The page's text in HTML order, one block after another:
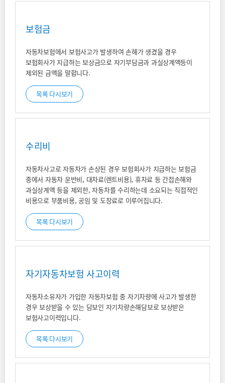
보험금
자동차보험에서 보험사고가 발생하여 손해가 생겼을 경우
보험회사가 지급하는 보상금으로 자기부담금과 과실상계액등이
제외된 금액을 말합니다.
목록 다시보기
수리비
자동차사고로 자동차가 손상된 경우 보험회사가 지급하는 보험금
중에서 자동차 운반비, 대차료(렌트비용), 휴차료 등 간접손해와
과실상계액 등을 제외한, 자동차를 수리하는데 소요되는 직접적인
비용으로 부품비용, 공임 및 도장료로 이루어집니다.
목록 다시보기
자기자동차보험 사고이력
자동차소유자가 가입한 자동차보험 중 자기차량에 사고가 발생한
경우 보상받을 수 있는 담보인 자기차량손해담보로 보상받은
보험사고이력입니다.
목록 다시보기